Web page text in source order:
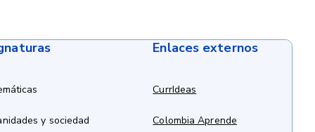
y sociedad
Enlaces externos
CurrIdeas
Colombia Aprende